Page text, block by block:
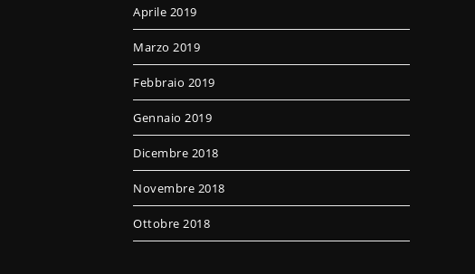
Aprile 2019
Marzo 2019
Febbraio 2019
Gennaio 2019
Dicembre 2018
Novembre 2018
Ottobre 2018